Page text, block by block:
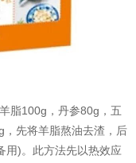
脂100g，丹参80g，五
先将羊脂熬油去渣，后
用)。此方法先以热效应